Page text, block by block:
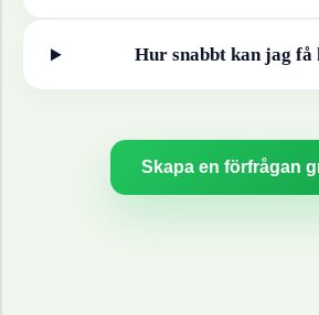
Hur snabbt kan jag få
Skapa en förfrågan